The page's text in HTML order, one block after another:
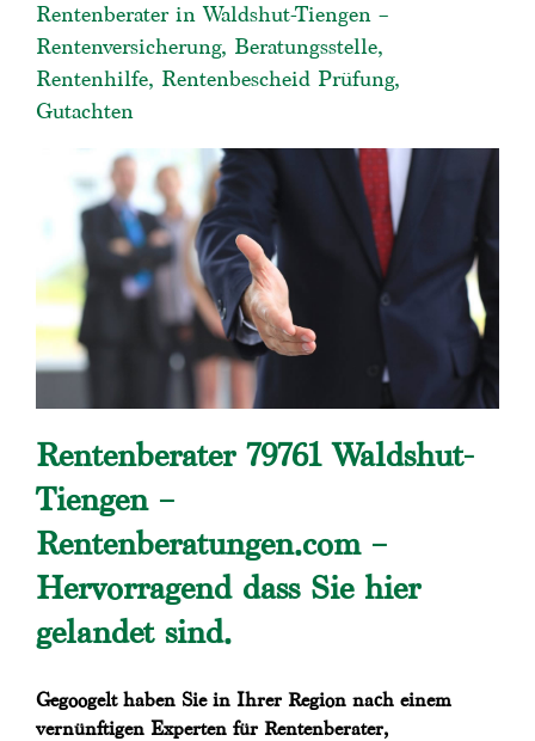
Rentenberater in Waldshut-Tiengen –
Rentenversicherung, Beratungsstelle,
Rentenhilfe, Rentenbescheid Prüfung,
Gutachten
Rentenberater 79761 Waldshut-
Tiengen –
Rentenberatungen.com –
Hervorragend dass Sie hier
gelandet sind.
Gegoogelt haben Sie in Ihrer Region nach einem
vernünftigen Experten für Rentenberater,